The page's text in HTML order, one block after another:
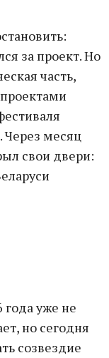
за проект. Но
часть,
Через месяц
свои двери:
года уже не
но сегодня
созвездие